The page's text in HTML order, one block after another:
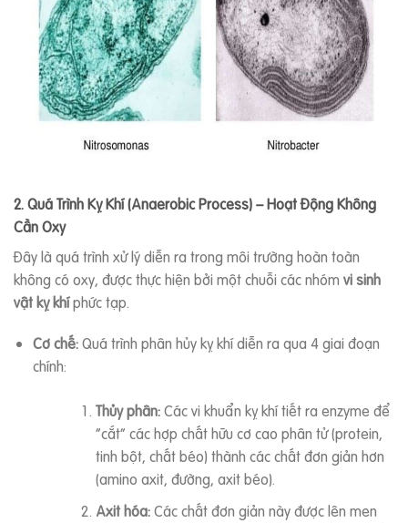
2. Quá Trình Kỵ Khí (Anaerobic Process) – Hoạt Động Không
Cần Oxy
Đây là quá trình xử lý diễn ra trong môi trường hoàn toàn
không có oxy, được thực hiện bởi một chuỗi các nhóm vi sinh
vật kỵ khíphức tạp.
Cơ chế:Quá trình phân hủy kỵ khí diễn ra qua 4 giai đoạn
chính:
Thủy phân:Các vi khuẩn kỵ khí tiết ra enzyme để
“cắt” các hợp chất hữu cơ cao phân tử (protein,
tinh bột, chất béo) thành các chất đơn giản hơn
(amino axit, đường, axit béo).
Axit hóa:Các chất đơn giản này được lên men